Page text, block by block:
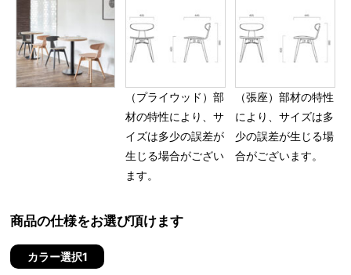
（プライウッド）部
材の特性により、サ
イズは多少の誤差が
生じる場合がござい
ます。
（張座）部材の特性
により、サイズは多
少の誤差が生じる場
合がございます。
商品の仕様をお選び頂けます
カラー選択1